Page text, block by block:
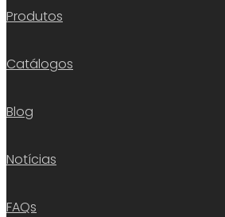
Produtos
Catálogos
Blog
Notícias
FAQs